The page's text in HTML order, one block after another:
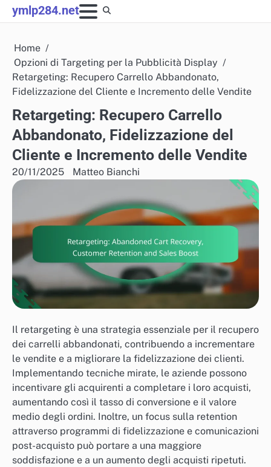
Skip
to
ymlp284.net
Home
Opzioni di Targeting per la Pubblicità Display
Retargeting: Recupero Carrello Abbandonato,
Fidelizzazione del Cliente e Incremento delle Vendite
Retargeting: Recupero Carrello
Abbandonato, Fidelizzazione del
Cliente e Incremento delle Vendite
20/11/2025 Matteo Bianchi
Il retargeting è una strategia essenziale per il recupero
dei carrelli abbandonati, contribuendo a incrementare
le vendite e a migliorare la fidelizzazione dei clienti.
Implementando tecniche mirate, le aziende possono
incentivare gli acquirenti a completare i loro acquisti,
aumentando così il tasso di conversione e il valore
medio degli ordini. Inoltre, un focus sulla retention
attraverso programmi di fidelizzazione e comunicazioni
post-acquisto può portare a una maggiore
soddisfazione e a un aumento degli acquisti ripetuti.